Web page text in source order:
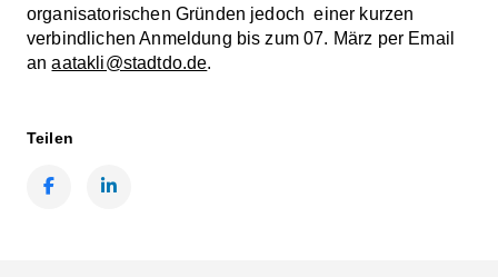
organisatorischen Gründen jedoch einer kurzen
verbindlichen Anmeldung bis zum 07. März per Email
anaatakli@stadtdo.de.
Teilen